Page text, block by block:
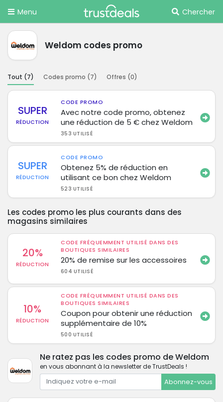
Menu Chercher
Weldom codes promo
Tout (7) Codes promo (7) Offres (0)
SUPER
RÉDUCTION
CODE PROMO
Avec notre code promo, obtenez
une réduction de 5 € chez Weldom
353 UTILISÉ
SUPER
RÉDUCTION
CODE PROMO
Obtenez 5% de réduction en
utilisant ce bon chez Weldom
523 UTILISÉ
Les codes promo les plus courants dans des
magasins similaires
20%
RÉDUCTION
CODE FRÉQUEMMENT UTILISÉ DANS DES
BOUTIQUES SIMILAIRES
20% de remise sur les accessoires
604 UTILISÉ
10%
RÉDUCTION
CODE FRÉQUEMMENT UTILISÉ DANS DES
BOUTIQUES SIMILAIRES
Coupon pour obtenir une réduction
supplémentaire de 10%
500 UTILISÉ
Ne ratez pas les codes promo de Weldom
en vous abonnant à la newsletter de TrustDeals !
Abonnez-vous